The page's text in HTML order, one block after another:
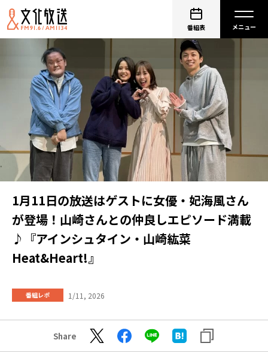
番組表
1月11日の放送はゲストに女優・妃海風さん
が登場！山崎さんとの仲良しエピソード満載
♪『アインシュタイン・山崎紘菜
Heat&Heart!』
番組レポ 1/11, 2026
Share